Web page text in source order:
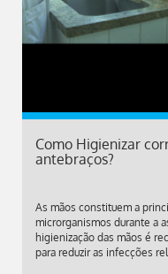
Como Higienizar
antebraços?
As mãos constituem a
microrganismos durante a
higienização das mãos é
para reduzir as infecções